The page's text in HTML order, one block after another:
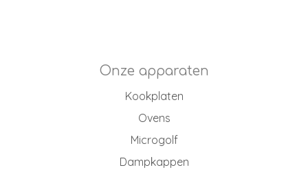
Onze apparaten
Kookplaten
Ovens
Microgolf
Dampkappen